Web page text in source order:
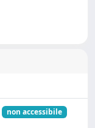
non accessibile